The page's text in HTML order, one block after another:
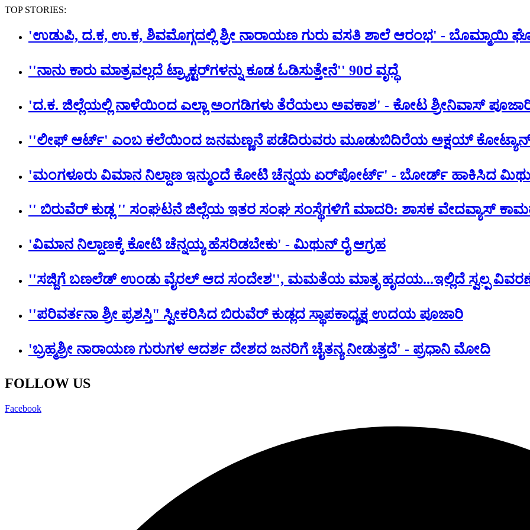
TOP STORIES:
'ಉಡುಪಿ, ದ.ಕ, ಉ.ಕ, ಶಿವಮೊಗ್ಗದಲ್ಲಿ ಶ್ರೀ ನಾರಾಯಣ ಗುರು ವಸತಿ ಶಾಲೆ ಆರಂಭ' - ಬೊಮ್ಮಾಯಿ
''ನಾನು ಕಾರು ಮಾತ್ರವಲ್ಲದೆ ಟ್ರ್ಯಾಕ್ಟರ್​ಗಳನ್ನು ಕೂಡ ಓಡಿಸುತ್ತೇನೆ'' 90ರ ವೃದ್ಧೆ
'ದ.ಕ. ಜಿಲ್ಲೆಯಲ್ಲಿ ನಾಳೆಯಿಂದ ಎಲ್ಲಾ ಅಂಗಡಿಗಳು ತೆರೆಯಲು ಅವಕಾಶ' - ಕೋಟ ಶ್ರೀನಿವಾಸ್
''ಲೀಫ್ ಆರ್ಟ್' ಎಂಬ ಕಲೆಯಿಂದ ಜನಮಣ್ಣನೆ ಪಡೆದಿರುವರು ಮೂಡುಬಿದಿರೆಯ ಅಕ್ಷಯ್
'ಮಂಗಳೂರು ವಿಮಾನ ನಿಲ್ದಾಣ ಇನ್ಮುಂದೆ ಕೋಟಿ ಚೆನ್ನಯ ಏರ್‌‌ಪೋರ್ಟ್' - ಬೋರ್ಡ್ ಹಾಕಿಸಿದ
'' ಬಿರುವೆರ್ ಕುಡ್ಲ '' ಸಂಘಟನೆ ಜಿಲ್ಲೆಯ ಇತರ ಸಂಘ ಸಂಸ್ಥೆಗಳಿಗೆ ಮಾದರಿ: ಶಾಸಕ ವೇದವ್ಯಾಸ್
'ವಿಮಾನ ನಿಲ್ದಾಣಕ್ಕೆ ಕೋಟಿ ಚೆನ್ನಯ್ಯ ಹೆಸರಿಡಬೇಕು' - ಮಿಥುನ್ ರೈ ಆಗ್ರಹ
''ಸಜ್ಜಿಗೆ ಬಣಲೆಡ್ ಉಂಡು ವೈರಲ್ ಆದ ಸಂದೇಶ'', ಮಮತೆಯ ಮಾತೃ ಹೃದಯ...ಇಲ್ಲಿದೆ ಸ್ವಲ್ಪ
''ಪರಿವರ್ತನಾ ಶ್ರೀ ಪ್ರಶಸ್ತಿ" ಸ್ವೀಕರಿಸಿದ ಬಿರುವೆರ್ ಕುಡ್ಲದ ಸ್ಥಾಪಕಾಧ್ಯಕ್ಷ ಉದಯ ಪೂಜಾರಿ
'ಬ್ರಹ್ಮಶ್ರೀ ನಾರಾಯಣ ಗುರುಗಳ ಆದರ್ಶ ದೇಶದ ಜನರಿಗೆ ಚೈತನ್ಯ ನೀಡುತ್ತದೆ' - ಪ್ರಧಾನಿ ಮೋದಿ
FOLLOW US
Facebook